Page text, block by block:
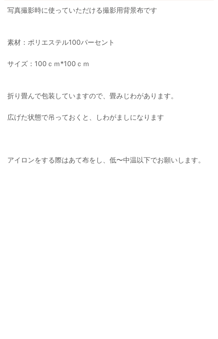
写真撮影時に使っていただける撮影用背景布です
素材：ポリエステル100パーセント
サイズ：100ｃｍ*100ｃｍ
折り畳んで包装していますので、畳みじわがあります。
広げた状態で吊っておくと、しわがましになります
アイロンをする際はあて布をし、低〜中温以下でお願いします。